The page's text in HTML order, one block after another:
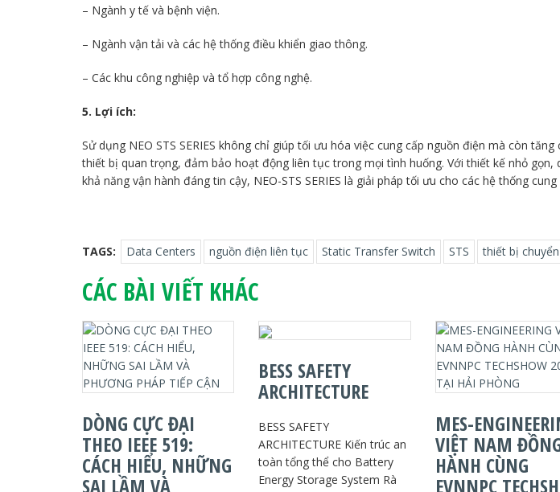
– Ngành y tế và bệnh viện.
– Ngành vận tải và các hệ thống điều khiển giao thông.
– Các khu công nghiệp và tổ hợp công nghệ.
5. Lợi ích:
Sử dụng NEO STS SERIES không chỉ giúp tối ưu hóa việc cung cấp nguồn điện mà còn
thiết bị quan trọng, đảm bảo hoạt động liên tục trong mọi tình huống. Với thiết kế nhỏ gọn,
khả năng vận hành đáng tin cậy, NEO-STS SERIES là giải pháp tối ưu cho các hệ thống
TAGS: Data Centers nguồn điện liên tục Static Transfer Switch STS thiết bị
CÁC BÀI VIẾT KHÁC
DÒNG CỰC ĐẠI
THEO IEEE 519:
CÁCH HIỂU, NHỮNG
SAI LẦM VÀ
BESS SAFETY
ARCHITECTURE
BESS SAFETY
ARCHITECTURE Kiến trúc an
toàn tổng thể cho Battery
Energy Storage System Rà
MES-
VIỆT NAM
HÀNH CÙNG
EVNNPC